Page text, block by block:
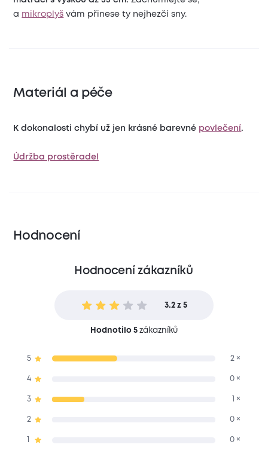
a mikroplyš vám přinese ty nejhezčí sny.
Materiál a péče
K dokonalosti chybí už jen krásné barevné povlečení.
Údržba prostěradel
Hodnocení
Hodnocení zákazníků
3.2 z 5
Hodnotilo 5zákazníků
5 2 ×
4 0 ×
3 1 ×
2 0 ×
0 ×